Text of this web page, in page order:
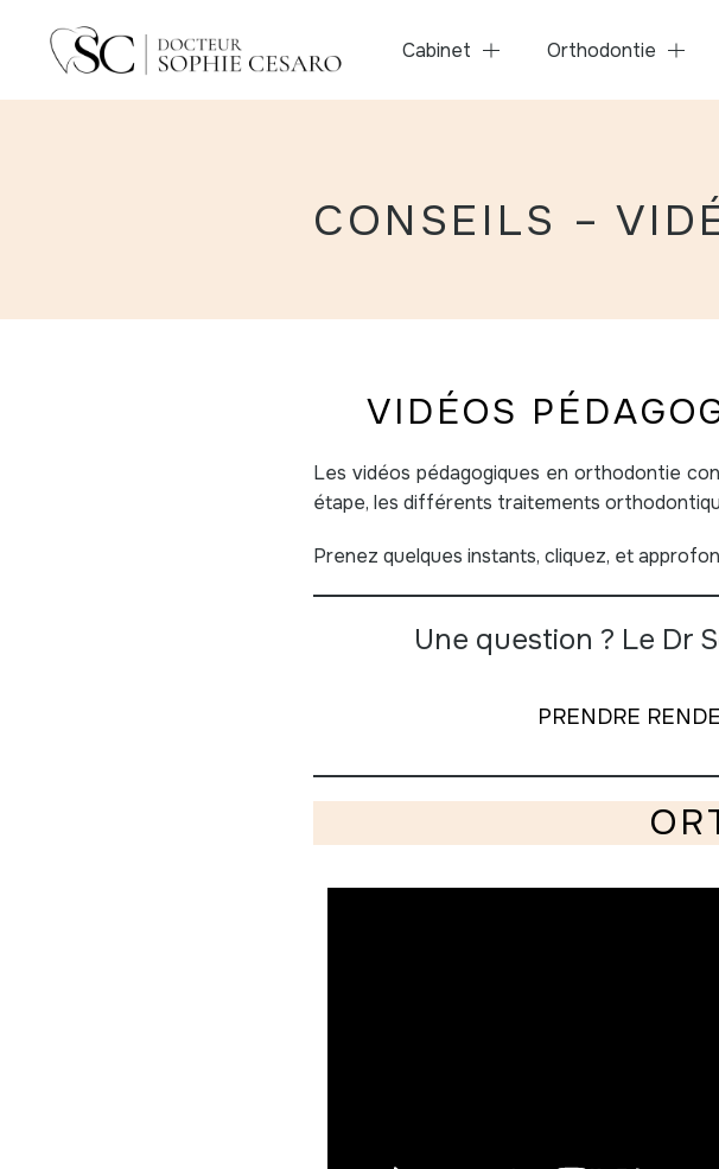
Cabinet Orthodontie
CONSEILS –
VIDÉOS
Les vidéos pédagogiques en orthodontie
étape, les différents traitements
Prenez quelques instants, cliquez, et
Une question ? Le Dr
PRENDRE